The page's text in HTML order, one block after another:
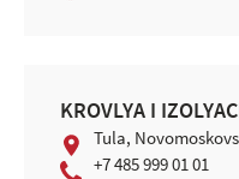
KROVLYA I
Tula,
+7 485 999 01 01